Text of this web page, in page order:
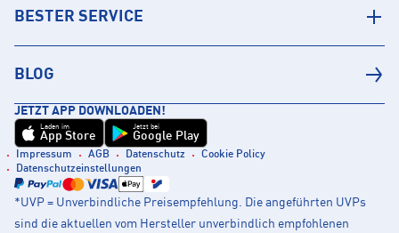
BESTER SERVICE
BLOG
JETZT APP DOWNLOADEN!
Laden im
App Store
Jetzt bei
Google Play
Impressum AGB Datenschutz
Cookie Policy
Datenschutzeinstellungen
*UVP = Unverbindliche Preisempfehlung. Die angeführten UVPs
sind die aktuellen vom Hersteller unverbindlich empfohlenen